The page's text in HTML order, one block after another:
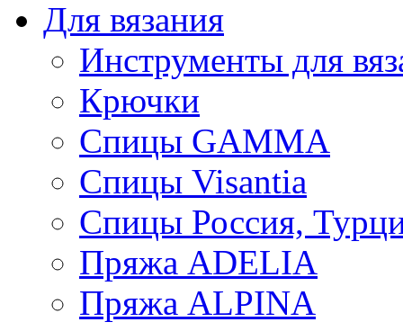
Для вязания
Инструменты для
Крючки
Спицы GAMMA
Спицы Visantia
Спицы Россия,
Пряжа ADELIA
Пряжа ALPINA